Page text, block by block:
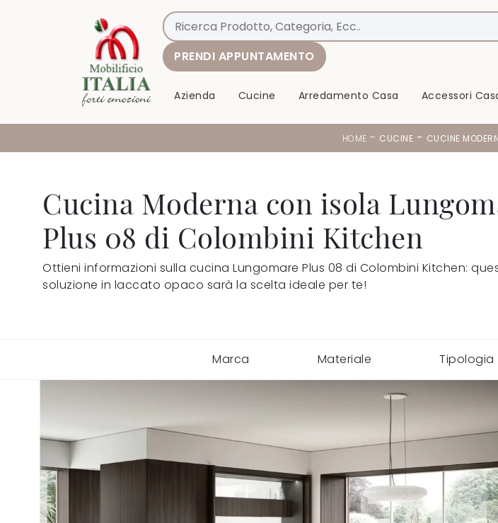
PRENDI APPUNTAMENTO
Azienda Cucine Arredamento Casa Accessori
HOME - CUCINE - CUCINE
Cucina Moderna con isola
Plus 08 di Colombini Kitchen
Ottieni informazioni sulla cucina Lungomare Plus 08 di Colombini Kitchen:
soluzione in laccato opaco sarà la scelta ideale per te!
Marca Materiale Tipologia